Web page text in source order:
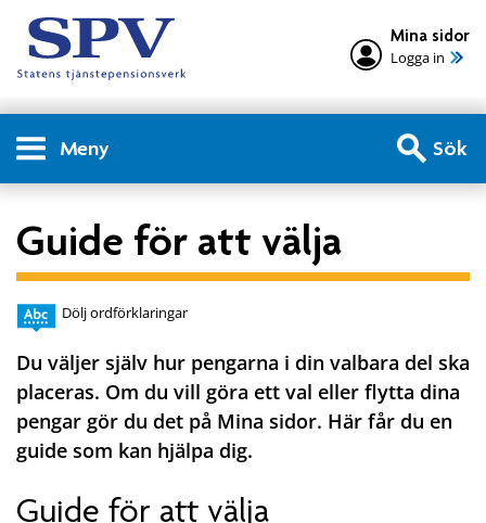
Mina sidor
Logga in
Meny Sök
Guide för att välja
Dölj ordförklaringar
Du väljer själv hur pengarna i din valbara del ska
placeras. Om du vill göra ett val eller flytta dina
pengar gör du det på Mina sidor. Här får du en
guide som kan hjälpa dig.
Guide för att välja